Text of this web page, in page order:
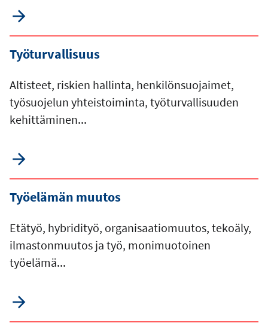
Työturvallisuus
Altisteet, riskien hallinta, henkilönsuojaimet,
työsuojelun yhteistoiminta, työturvallisuuden
kehittäminen...
Työelämän muutos
Etätyö, hybridityö, organisaatiomuutos, tekoäly,
ilmastonmuutos ja työ, monimuotoinen
työelämä...